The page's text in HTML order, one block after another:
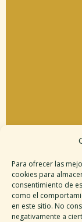
Para ofrecer las
cookies para
consentimiento de
como el
en este sitio. No
negativamente a